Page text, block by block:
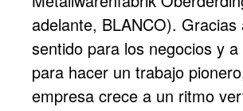
adelante, BLANCO). Gracias
sentido para los negocios y
para hacer un trabajo
empresa crece a un ritmo